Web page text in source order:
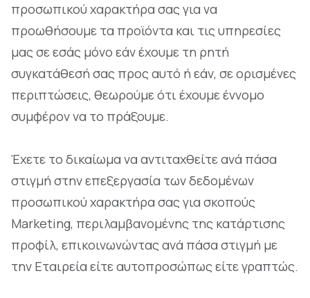
προσωπικού χαρακτήρα σας για να
προωθήσουμε τα προϊόντα και τις υπηρεσίες
μας σε εσάς μόνο εάν έχουμε τη ρητή
συγκατάθεσή σας προς αυτό ή εάν, σε ορισμένες
περιπτώσεις, θεωρούμε ότι έχουμε έννομο
συμφέρον να το πράξουμε.
Έχετε το δικαίωμα να αντιταχθείτε ανά πάσα
στιγμή στην επεξεργασία των δεδομένων
προσωπικού χαρακτήρα σας για σκοπούς
Marketing, περιλαμβανομένης της κατάρτισης
προφίλ, επικοινωνώντας ανά πάσα στιγμή με
την Εταιρεία είτε αυτοπροσώπως είτε γραπτώς.